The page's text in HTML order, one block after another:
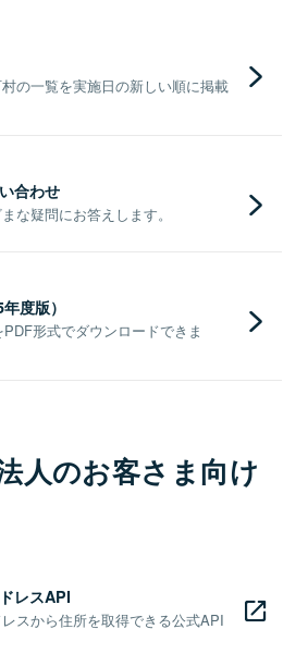
の一覧を実施日の新しい順に掲載
合わせ
な疑問にお答えします。
度版）
形式でダウンロードできま
人のお客さま向け
レスAPI
スから住所を取得できる公式API